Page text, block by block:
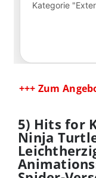
+++ Zum
5) Hits for
Ninja